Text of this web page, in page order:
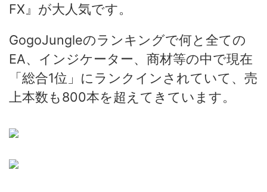
FX』が大人気です。
GogoJungleのランキングで何と全ての
EA、インジケーター、商材等の中で現在
「総合1位」にランクインされていて、売
上本数も800本を超えてきています。